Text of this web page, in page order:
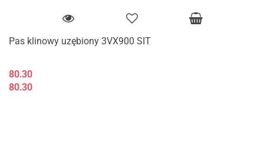
Pas klinowy uzębiony 3VX900 SIT
80.30
80.30